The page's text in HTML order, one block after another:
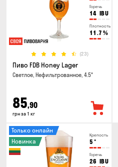
Горечь
14 IBU
Плотность
11.7 %
(23)
Пиво FDB Honey Lager
Светлое, Нефильтрованное, 4.5°
85,90
грн за 1 кг
Крепость
5 °
Горечь
26 IBU
Только онлайн
Новинка